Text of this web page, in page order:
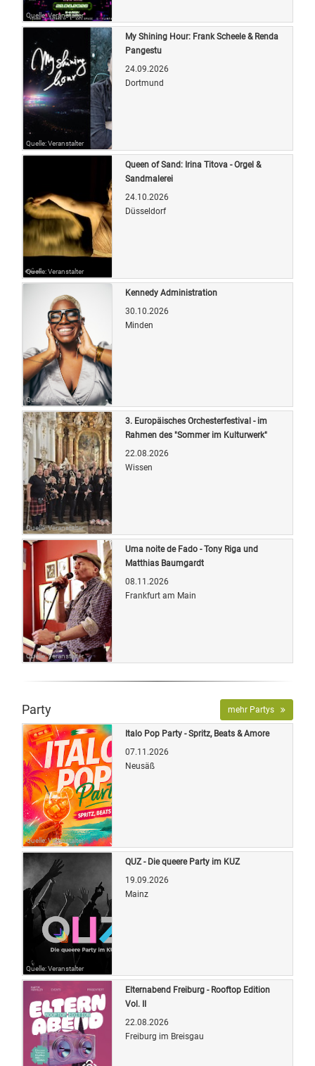
Quelle: Veranstalter
Quelle: Veranstalter
My Shining Hour: Frank Scheele & Renda
Pangestu
24.09.2026
Dortmund
Quelle: Veranstalter
Queen of Sand: Irina Titova - Orgel &
Sandmalerei
24.10.2026
Düsseldorf
Quelle: Veranstalter
Kennedy Administration
30.10.2026
Minden
Quelle: Veranstalter
3. Europäisches Orchesterfestival - im
Rahmen des "Sommer im Kulturwerk"
22.08.2026
Wissen
Quelle: Veranstalter
Uma noite de Fado - Tony Riga und
Matthias Baumgardt
08.11.2026
Frankfurt am Main
Party mehr Partys
Quelle: Veranstalter
Italo Pop Party - Spritz, Beats & Amore
07.11.2026
Neusäß
Quelle: Veranstalter
QUZ - Die queere Party im KUZ
19.09.2026
Mainz
Elternabend Freiburg - Rooftop Edition
Vol. II
22.08.2026
Freiburg im Breisgau